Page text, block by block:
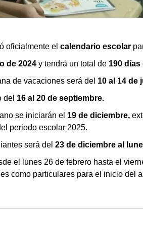
oficialmente el calendario escolar
de 2024 y tendrá un total de 190 días
de vacaciones será del 10 al 14 de
del 16 al 20 de septiembre.
se iniciarán el 19 de diciembre,
periodo escolar 2025.
será del 23 de diciembre al
el lunes 26 de febrero hasta el
como particulares para el inicio del